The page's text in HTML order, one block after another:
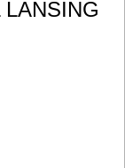
LANSING